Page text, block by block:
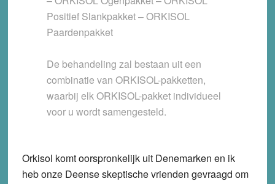
Positief Slankpakket – ORKISOL
Paardenpakket
De behandeling zal bestaan uit een
combinatie van ORKISOL-pakketten,
waarbij elk ORKISOL-pakket individueel
voor u wordt samengesteld.
Orkisol komt oorspronkelijk uit Denemarken en ik
heb onze Deense skeptische vrienden gevraagd om